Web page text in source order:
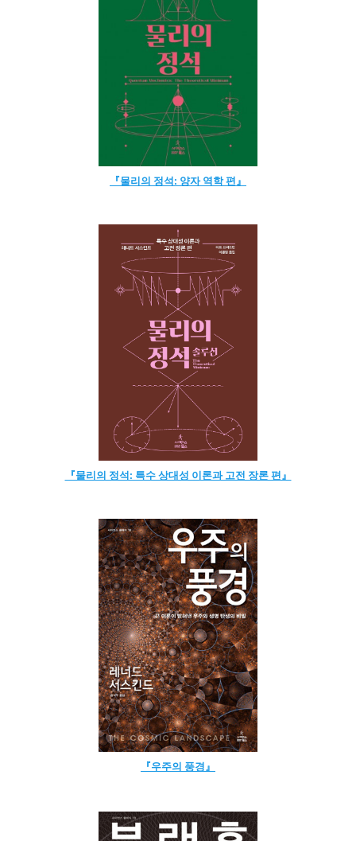
『물리의 정석: 양자 역학 편』
『물리의 정석: 특수 상대성 이론과 고전 장론 편』
『우주의 풍경』